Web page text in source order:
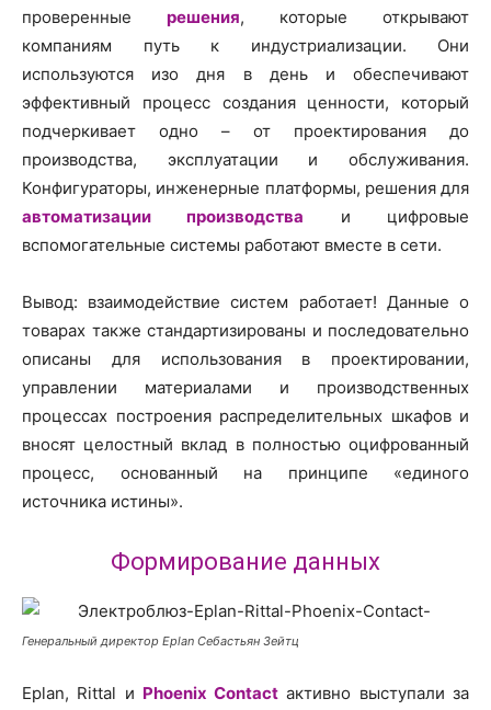
проверенные решения, которые открывают
компаниям путь к индустриализации. Они
используются изо дня в день и обеспечивают
эффективный процесс создания ценности, который
подчеркивает одно – от проектирования до
производства, эксплуатации и обслуживания.
Конфигураторы, инженерные платформы, решения для
автоматизации производства и цифровые
вспомогательные системы работают вместе в сети.
Вывод: взаимодействие систем работает! Данные о
товарах также стандартизированы и последовательно
описаны для использования в проектировании,
управлении материалами и производственных
процессах построения распределительных шкафов и
вносят целостный вклад в полностью оцифрованный
процесс, основанный на принципе «единого
источника истины».
Формирование данных
Генеральный директор Eplan Себастьян Зейтц
Eplan, Rittal и Phoenix Contact активно выступали за